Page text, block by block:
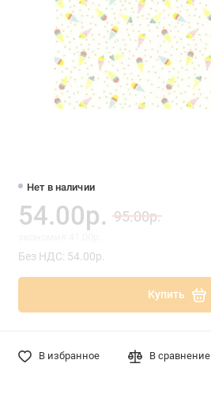
Нет в наличии
54.00р. 95.00р.
Без НДС: 54.00р.
Купить
В избранное В сравнение